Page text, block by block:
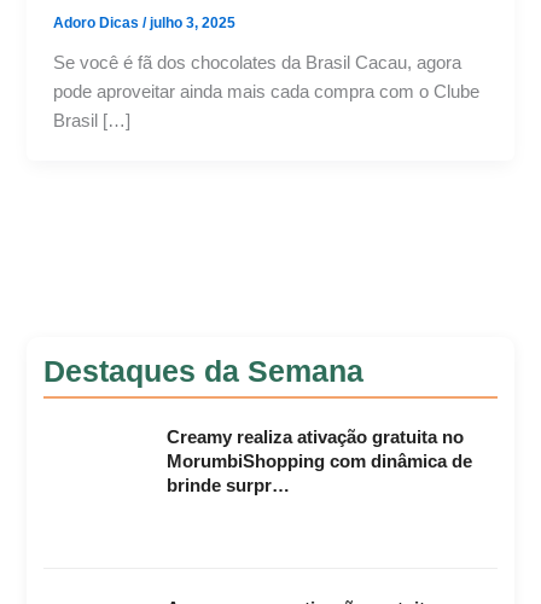
Adoro Dicas/julho 3, 2025
Se você é fã dos chocolates da Brasil Cacau, agora
pode aproveitar ainda mais cada compra com o Clube
Brasil […]
Destaques da Semana
Creamy realiza ativação gratuita no
MorumbiShopping com dinâmica de
brinde surpr…